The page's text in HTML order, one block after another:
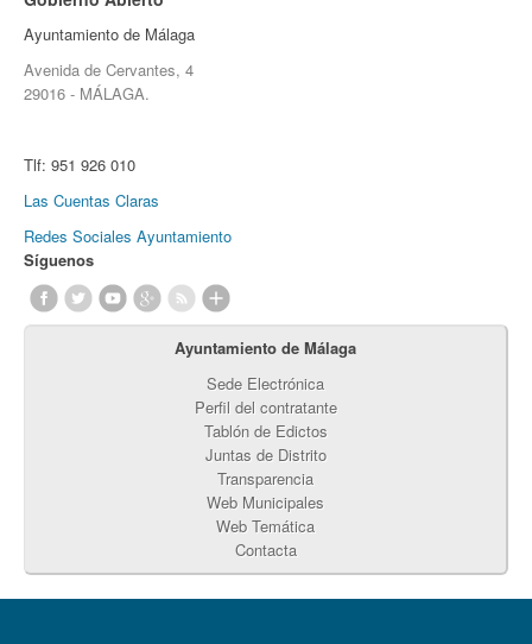
Ayuntamiento de Málaga
Avenida de Cervantes, 4
29016 - MÁLAGA.
Tlf: 951 926 010
Las Cuentas Claras
Redes Sociales Ayuntamiento
Síguenos
Ayuntamiento de Málaga
Sede Electrónica
Perfil del contratante
Tablón de Edictos
Juntas de Distrito
Transparencia
Web Municipales
Web Temática
Contacta